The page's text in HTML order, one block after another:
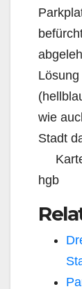
wie
Stadt
hgb